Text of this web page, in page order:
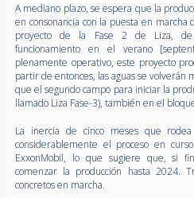
A mediano plazo, se espera que la
en consonancia con la puesta en
proyecto de la Fase 2 de Liza,
funcionamiento en el verano
plenamente operativo, este proyecto
partir de entonces, las aguas se volverán
que el segundo campo para iniciar la
llamado Liza Fase-3), también en el
La inercia de cinco meses que
considerablemente el proceso en
ExxonMobil, lo que sugiere que, si
comenzar la producción hasta 2024.
concretos en marcha.